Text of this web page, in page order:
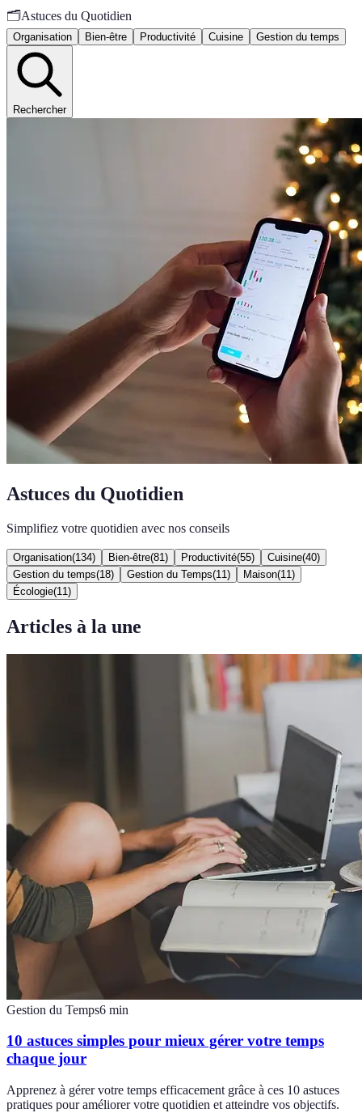
🗂️Astuces du Quotidien
Organisation Bien-être Productivité Cuisine Gestion du temps
Rechercher
Astuces du Quotidien
Simplifiez votre quotidien avec nos conseils
Organisation(134) Bien-être(81 ) Productivité(55) Cuisine(40)
Gestion du temps(18) Gestion du Temps(11 ) Maison(11 )
Écologie(11 )
Articles à la une
Gestion du Temps6 min
10 astuces simples pour mieux gérer votre temps
chaque jour
Apprenez à gérer votre temps efficacement grâce à ces 10 astuces
pratiques pour améliorer votre quotidien et atteindre vos objectifs.